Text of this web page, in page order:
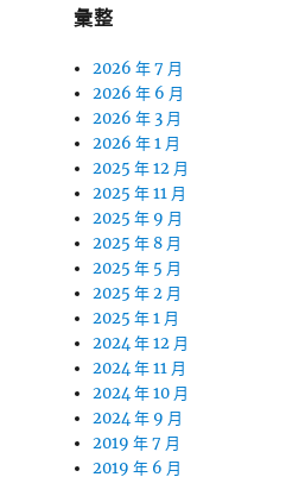
彙整
2026 年 7 月
2026 年 6 月
2026 年 3 月
2026 年 1 月
2025 年 12 月
2025 年 11 月
2025 年 9 月
2025 年 8 月
2025 年 5 月
2025 年 2 月
2025 年 1 月
2024 年 12 月
2024 年 11 月
2024 年 10 月
2024 年 9 月
2019 年 7 月
2019 年 6 月